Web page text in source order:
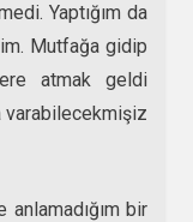
Yaptığım da
Mutfağa gidip
atmak geldi
varabilecekmişiz
anlamadığım bir